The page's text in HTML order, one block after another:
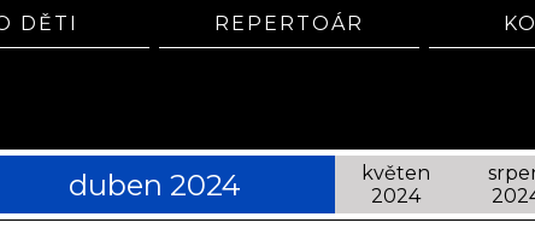
DĚTI REPERTOÁR
duben 2024
květen
2024